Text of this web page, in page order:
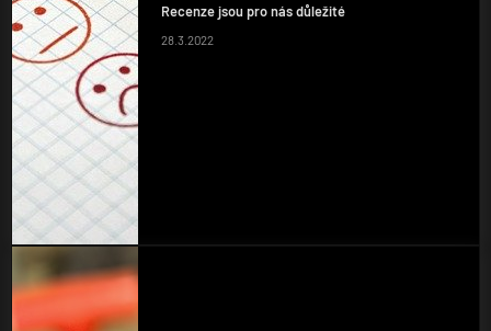
Recenze jsou pro nás důležité
28.3.2022